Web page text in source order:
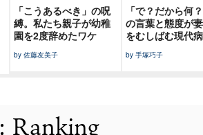
「こうあるべき」の呪
縛。私たち親子が幼稚
園を2度辞めたワケ
by 佐藤友美子
「で？だから何
の言葉と態度が
をむしばむ現代病
by 手塚巧子
: Ranking